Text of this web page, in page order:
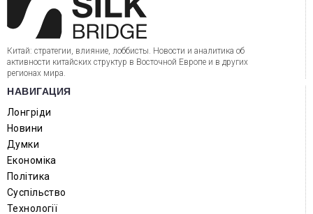
Китай: стратегии, влияние, лоббисты. Новости и аналитика об
активности китайских структур в Восточной Европе и в других
регионах мира.
НАВИГАЦИЯ
Лонгріди
Новини
Думки
Економіка
Політика
Суспільство
Технології